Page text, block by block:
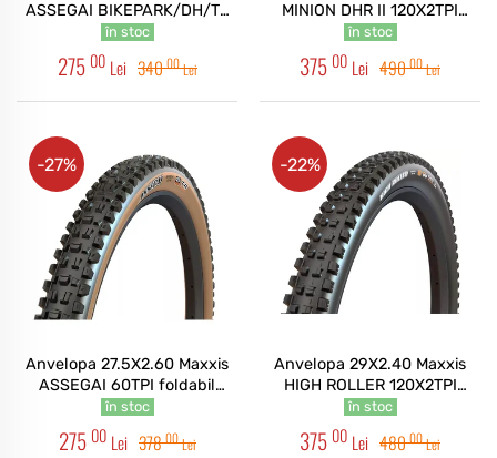
ASSEGAI BIKEPARK/DH/TR
60X2TPI Wire Downhill
în stoc
275 00 Lei 34000Lei
MINION DHR II 120X2TPI
foldabil 3CT/DD/TR
în stoc
375 00 Lei 49000Lei
Anvelopa 27.5X2.60 Maxxis
ASSEGAI 60TPI foldabil
EXO/TR/TANWALL
în stoc
275 00 Lei 37800Lei
-27%
Anvelopa 29X2.40 Maxxis
HIGH ROLLER 120X2TPI
foldabil 3CG/DD/TR
în stoc
375 00 Lei 48000Lei
-22%